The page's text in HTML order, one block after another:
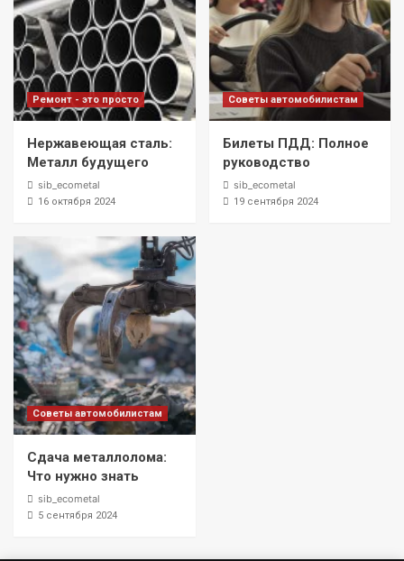
Ремонт - это просто
Нержавеющая сталь:
Металл будущего
sib_ecometal
16 октября 2024
Советы автомобилистам
Билеты ПДД: Полное
руководство
sib_ecometal
19 сентября 2024
Советы автомобилистам
Сдача металлолома:
Что нужно знать
sib_ecometal
5 сентября 2024